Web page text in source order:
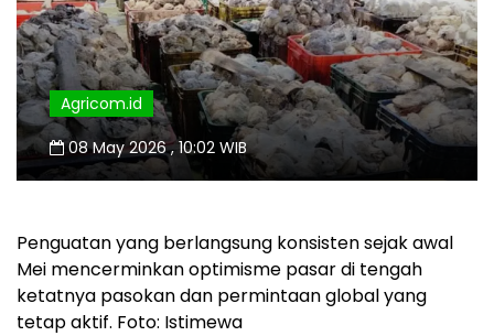
Agricom.id
08 May 2026 , 10:02 WIB
Penguatan yang berlangsung konsisten sejak awal
Mei mencerminkan optimisme pasar di tengah
ketatnya pasokan dan permintaan global yang
tetap aktif. Foto: Istimewa